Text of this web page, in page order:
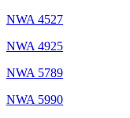
NWA 4527
NWA 4925
NWA 5789
NWA 5990